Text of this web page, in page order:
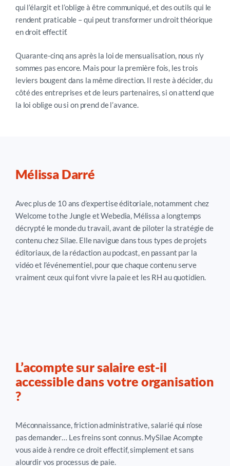
qui l’élargit et l’oblige à être communiqué, et des outils qui le
rendent praticable –qui peut transformer un droit théorique
en droit effectif.
Quarante-cinq ans après la loi de mensualisation, nous n’y
sommes pas encore. Mais pour la première fois, les trois
leviers bougent dans la même direction. Il reste à décider, du
côté des entreprises et de leurs partenaires, si on attend que
la loi oblige ou si on prend de l’avance.
Mélissa Darré
Avec plus de 10 ans d’expertise éditoriale, notamment chez
Welcome to the Jungle et Webedia, Mélissa a longtemps
décrypté le monde du travail, avant de piloter la stratégie de
contenu chez Silae. Elle navigue dans tous types de projets
éditoriaux, de la rédaction au podcast, en passant par la
vidéo et l’événementiel, pour que chaque contenu serve
vraiment ceux qui font vivre la paie et les RH au quotidien.
L’acompte sur salaire est-il
accessible dans votre organisation
?
Méconnaissance, friction administrative, salarié qui n’ose
pas demander… Les freins sont connus.MySilaeAcompte
vous aide à rendre ce droit effectif, simplement et sans
alourdir vos processus de paie.